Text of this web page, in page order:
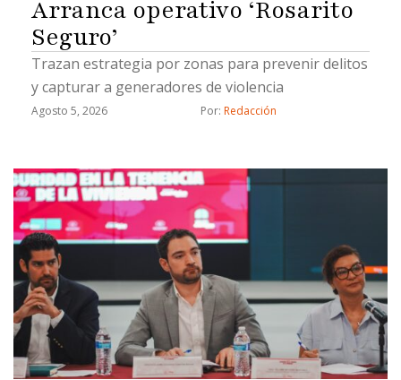
Arranca operativo ‘Rosarito
Seguro’
Trazan estrategia por zonas para prevenir delitos
y capturar a generadores de violencia
Agosto 5, 2026 Por: Redacción